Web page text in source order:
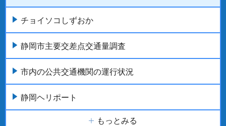
チョイソコしずおか
静岡市主要交差点交通量調査
市内の公共交通機関の運行状況
静岡ヘリポート
もっとみる